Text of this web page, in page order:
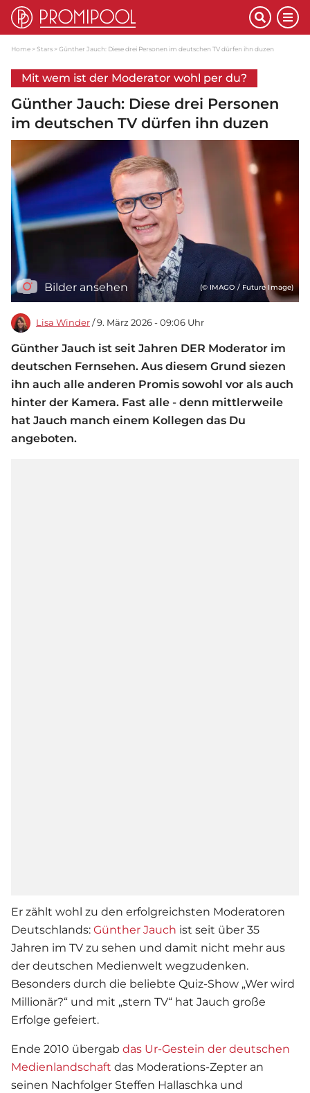
Home Stars Günther Jauch: Diese drei Personen im deutschen TV dürfen ihn duzen
Mit wem ist der Moderator wohl per du?
Günther Jauch: Diese drei Personen
im deutschen TV dürfen ihn duzen
Bilder ansehen (© IMAGO / Future Image)
Lisa Winder / 9. März 2026 - 09:06 Uhr
Günther Jauch ist seit Jahren DER Moderator im
deutschen Fernsehen. Aus diesem Grund siezen
ihn auch alle anderen Promis sowohl vor als auch
hinter der Kamera. Fast alle - denn mittlerweile
hat Jauch manch einem Kollegen das Du
angeboten.
Er zählt wohl zu den erfolgreichsten Moderatoren
Deutschlands: Günther Jauch ist seit über 35
Jahren im TV zu sehen und damit nicht mehr aus
der deutschen Medienwelt wegzudenken.
Besonders durch die beliebte Quiz-Show „Wer wird
Millionär?“ und mit „stern TV“ hat Jauch große
Erfolge gefeiert.
Ende 2010 übergab das Ur-Gestein der deutschen
Medienlandschaft das Moderations-Zepter an
seinen Nachfolger Steffen Hallaschka und